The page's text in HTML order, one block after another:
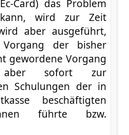
Card) das Problem
wird zur Zeit
aber ausgeführt,
der bisher
gewordene Vorgang
sofort zur
Schulungen der in
beschäftigten
innen führte bzw.